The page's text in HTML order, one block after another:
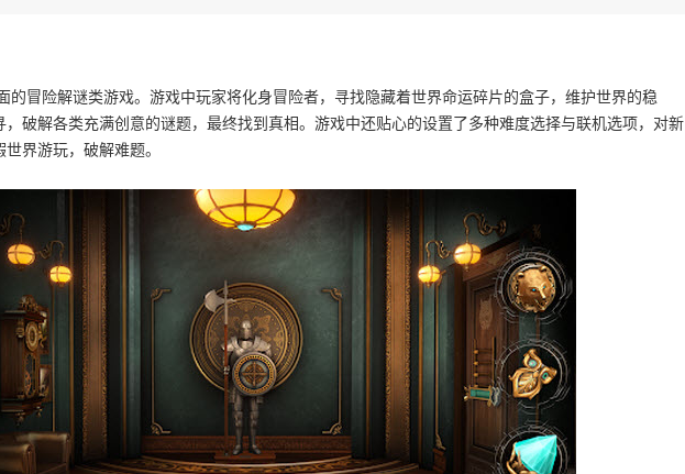
的冒险解谜类游戏。游戏中玩家将化身冒险者，寻找隐藏着世界命运碎片的盒子，维护世界的稳
，破解各类充满创意的谜题，最终找到真相。游戏中还贴心的设置了多种难度选择与联机选项，对新
界游玩，破解难题。